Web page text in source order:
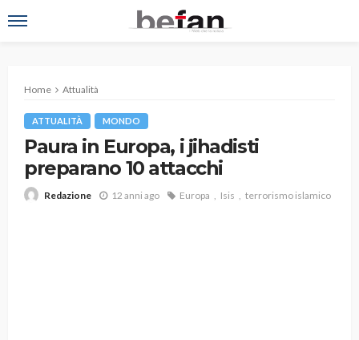
Home Attualità
ATTUALITÀ MONDO
Paura in Europa, i jihadisti
preparano 10 attacchi
Redazione 12 anni ago Europa Isis terrorismo islamico